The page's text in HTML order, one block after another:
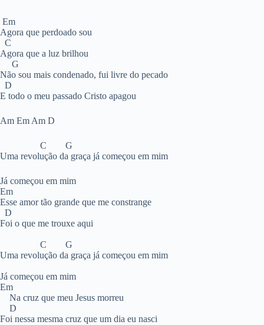
Em
Agora que perdoado sou
C
Agora que a luz brilhou
G
Não sou mais condenado, fui livre do pecado
D
E todo o meu passado Cristo apagou
Am Em Am D
C G
Uma revolução da graça já começou em mim
Já começou em mim
Em
Esse amor tão grande que me constrange
D
Foi o que me trouxe aqui
C G
Uma revolução da graça já começou em mim
Já começou em mim
Em
Na cruz que meu Jesus morreu
D
Foi nessa mesma cruz que um dia eu nasci